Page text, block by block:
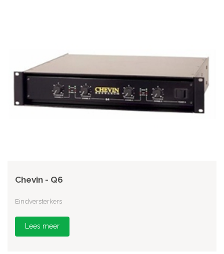
Chevin - Q6
Eindversterkers
Lees meer